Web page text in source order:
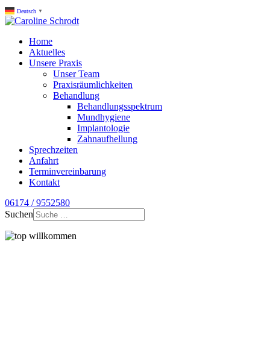
Deutsch ▼
Home
Aktuelles
Unsere Praxis
Unser Team
Praxisräumlichkeiten
Behandlung
Behandlungsspektrum
Mundhygiene
Implantologie
Zahnaufhellung
Sprechzeiten
Anfahrt
Terminvereinbarung
Kontakt
06174 / 9552580
Suchen